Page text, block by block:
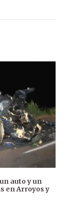
auto y un
en Arroyos y